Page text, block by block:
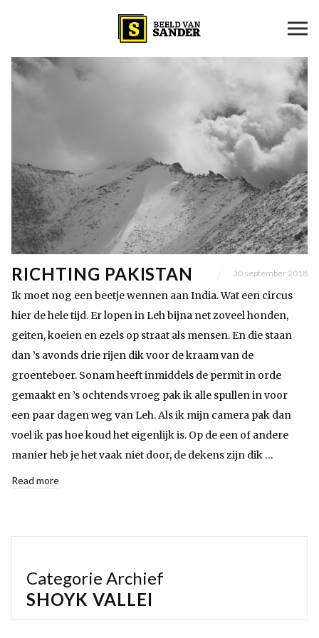
RICHTING PAKISTAN 30 september 2018
Ik moet nog een beetje wennen aan India. Wat een circus
hier de hele tijd. Er lopen in Leh bijna net zoveel honden,
geiten, koeien en ezels op straat als mensen. En die staan
dan ’s avonds drie rijen dik voor de kraam van de
groenteboer. Sonam heeft inmiddels de permit in orde
gemaakt en ’s ochtends vroeg pak ik alle spullen in voor
een paar dagen weg van Leh. Als ik mijn camera pak dan
voel ik pas hoe koud het eigenlijk is. Op de een of andere
manier heb je het vaak niet door, de dekens zijn dik …
Read more
Categorie Archief
SHOYK VALLEI